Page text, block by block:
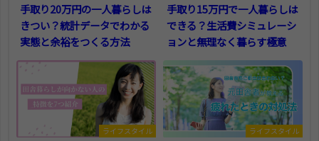
手取り20万円の一人暮らしは
きつい？統計データでわかる
実態と余裕をつくる方法
手取り15万円で一人暮らしは
できる？生活費シミュレーシ
ョンと無理なく暮らす極意
ライフスタイル ライフスタイル